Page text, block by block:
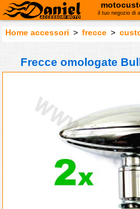
il tuo negozio di
Home accessori > frecce >
Frecce omologate